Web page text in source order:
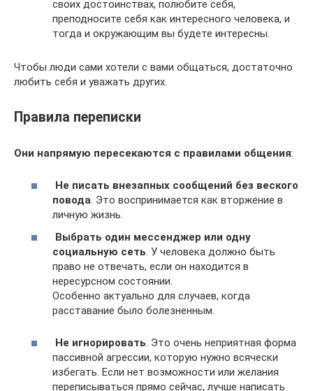
своих достоинствах, полюбите себя,
преподносите себя как интересного человека, и
тогда и окружающим вы будете интересны.
Чтобы люди сами хотели с вами общаться, достаточно
любить себя и уважать других.
Правила переписки
Они напрямую пересекаются с правилами общения:
Не писать внезапных сообщений без веского
повода. Это воспринимается как вторжение в
личную жизнь.
Выбрать один мессенджер или одну
социальную сеть. У человека должно быть
право не отвечать, если он находится в
нересурсном состоянии.
Особенно актуально для случаев, когда
расставание было болезненным.
Не игнорировать. Это очень неприятная форма
пассивной агрессии, которую нужно всячески
избегать. Если нет возможности или желания
переписываться прямо сейчас, лучше написать